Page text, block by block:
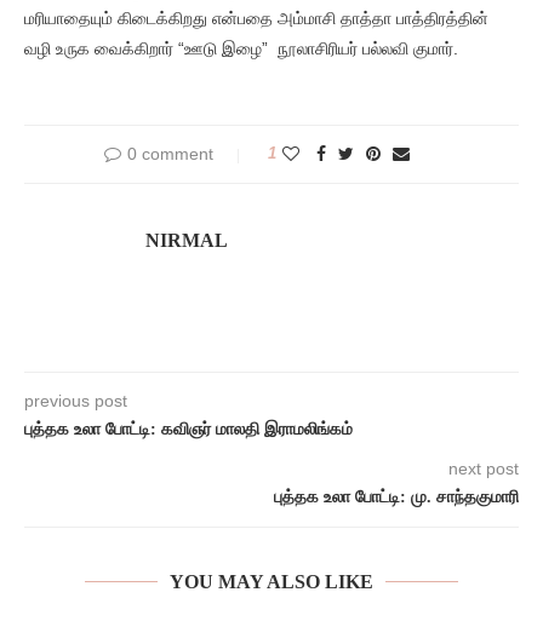
மரியாதையும் கிடைக்கிறது என்பதை அம்மாசி தாத்தா பாத்திரத்தின்
வழி உருக வைக்கிறார் “ஊடு இழை” நூலாசிரியர் பல்லவி குமார்.
0 comment 1
NIRMAL
previous post
புத்தக உலா போட்டி: கவிஞர் மாலதி இராமலிங்கம்
next post
புத்தக உலா போட்டி: மு. சாந்தகுமாரி
YOU MAY ALSO LIKE